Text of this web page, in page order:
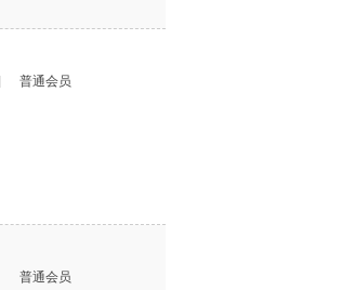
普通会员
普通会员